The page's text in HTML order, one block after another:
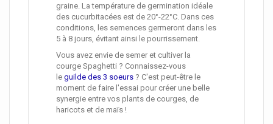
graine. La température de germination idéale
des cucurbitacées est de 20°-22°C. Dans ces
conditions, les semences germeront dans les
5 à 8 jours, évitant ainsi le pourrissement.
Vous avez envie de semer et cultiver la
courge Spaghetti ? Connaissez-vous
le guilde des 3 soeurs ? C'est peut-être le
moment de faire l'essai pour créer une belle
synergie entre vos plants de courges, de
haricots et de maïs !